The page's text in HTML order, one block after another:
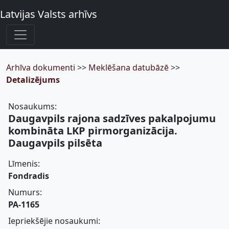
Latvijas Valsts arhīvs
Arhīva dokumenti >> Meklēšana datubāzē>>
Detalizējums
Nosaukums:
Daugavpils rajona sadzīves pakalpojumu
kombināta LKP pirmorganizācija.
Daugavpils pilsēta
Līmenis:
Fondradis
Numurs:
PA-1165
Iepriekšējie nosaukumi: